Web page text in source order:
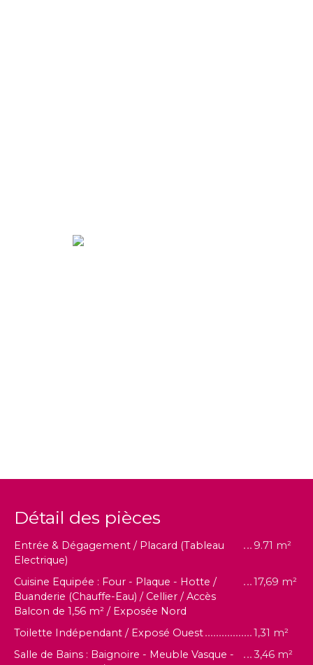
Détail des pièces
Entrée & Dégagement / Placard (Tableau
Electrique)
9.71 m²
Cuisine Equipée : Four - Plaque - Hotte /
Buanderie (Chauffe-Eau) / Cellier / Accès
Balcon de 1,56 m² / Exposée Nord
17,69 m²
Toilette Indépendant / Exposé Ouest
1,31 m²
Salle de Bains : Baignoire - Meuble Vasque -
3,46 m²